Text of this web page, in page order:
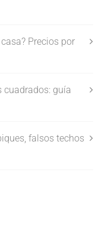
Precios por
cuadrados: guía
falsos techos